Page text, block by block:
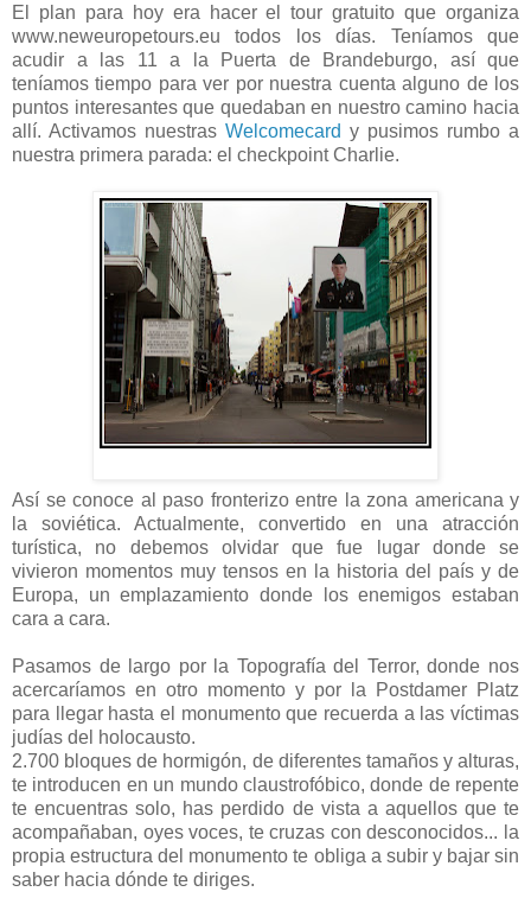
El plan para hoy era hacer el tour gratuito que organiza
www.neweuropetours.eu todos los días. Teníamos que
acudir a las 11 a la Puerta de Brandeburgo, así que
teníamos tiempo para ver por nuestra cuenta alguno de los
puntos interesantes que quedaban en nuestro camino hacia
allí. Activamos nuestras Welcomecard y pusimos rumbo a
nuestra primera parada: el checkpoint Charlie.
Así se conoce al paso fronterizo entre la zona americana y
la soviética. Actualmente, convertido en una atracción
turística, no debemos olvidar que fue lugar donde se
vivieron momentos muy tensos en la historia del país y de
Europa, un emplazamiento donde los enemigos estaban
cara a cara.
Pasamos de largo por la Topografía del Terror, donde nos
acercaríamos en otro momento y por la Postdamer Platz
para llegar hasta el monumento que recuerda a las víctimas
judías del holocausto.
2.700 bloques de hormigón, de diferentes tamaños y alturas,
te introducen en un mundo claustrofóbico, donde de repente
te encuentras solo, has perdido de vista a aquellos que te
acompañaban, oyes voces, te cruzas con desconocidos... la
propia estructura del monumento te obliga a subir y bajar sin
saber hacia dónde te diriges.